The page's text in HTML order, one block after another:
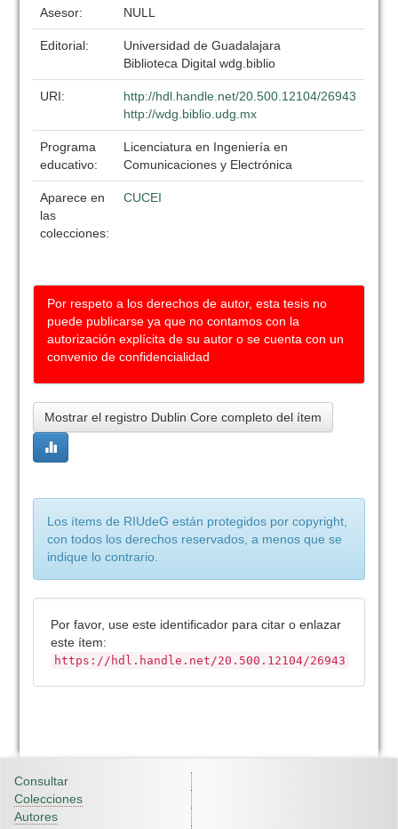
Asesor: NULL
Editorial:
Universidad de Guadalajara
Biblioteca Digital wdg.biblio
URI:
http://hdl.handle.net/20.500.12104/26943
http://wdg.biblio.udg.mx
Programa
educativo:
Licenciatura en Ingeniería en
Comunicaciones y Electrónica
Aparece en
las
colecciones:
CUCEI
Por respeto a los derechos de autor, esta tesis no
puede publicarse ya que no contamos con la
autorización explícita de su autor o se cuenta con un
convenio de confidencialidad
Mostrar el registro Dublin Core completo del ítem
Los ítems de RIUdeG están protegidos por copyright,
con todos los derechos reservados, a menos que se
indique lo contrario.
Por favor, use este identificador para citar o enlazar
este ítem:
https://hdl.handle.net/20.500.12104/26943
Consultar
Colecciones
Autores